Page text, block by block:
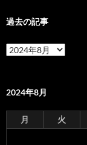
過去の記事
過
去
事
2024年8月
月 火